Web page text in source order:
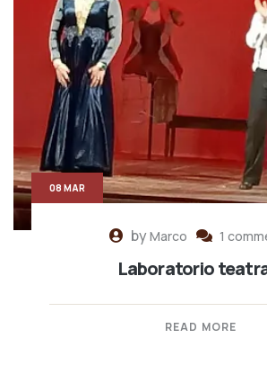
byMarco 1
Laboratorio
READ MORE
08 MAR